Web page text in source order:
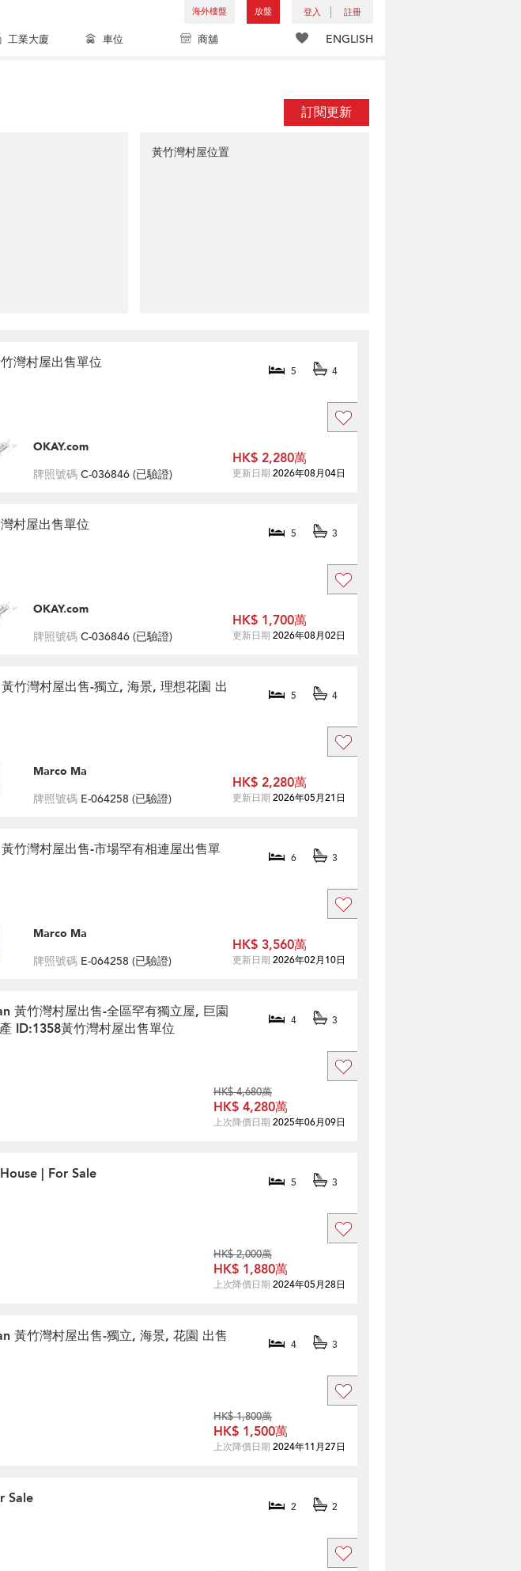
海外樓盤 放盤 登入 註冊
ENGLISH
工業大廈 車位 商舖
訂閱更新
黃竹灣村屋位置
灣村屋出售單位 5 4
OKAY.com
牌照號碼 C-036846 (已驗證)
HK$ 2,280萬
更新日期 2026年08月04日
村屋出售單位 5 3
OKAY.com
牌照號碼 C-036846 (已驗證)
HK$ 1,700萬
更新日期 2026年08月02日
竹灣村屋出售-獨立, 海景, 理想花園 出
5 4
Marco Ma
牌照號碼 E-064258 (已驗證)
HK$ 2,280萬
更新日期 2026年05月21日
竹灣村屋出售-市場罕有相連屋出售單
6 3
Marco Ma
牌照號碼 E-064258 (已驗證)
HK$ 3,560萬
更新日期 2026年02月10日
黃竹灣村屋出售-全區罕有獨立屋, 巨園
ID:1358黃竹灣村屋出售單位
4 3
HK$ 4,680萬
HK$ 4,280萬
上次降價日期 2025年06月09日
| For Sale 5 3
HK$ 2,000萬
HK$ 1,880萬
上次降價日期 2024年05月28日
黃竹灣村屋出售-獨立, 海景, 花園 出售
4 3
HK$ 1,800萬
HK$ 1,500萬
上次降價日期 2024年11月27日
Sale 2 2